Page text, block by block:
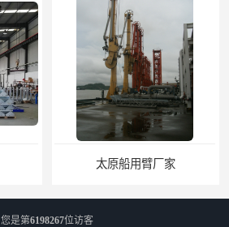
太原船用臂厂家
您是第6198267位访客